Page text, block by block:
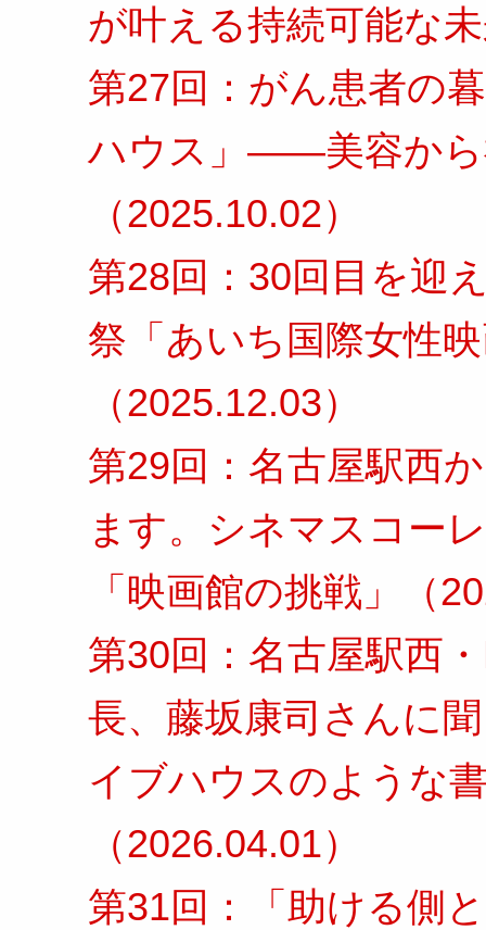
が叶える持続可能な
第27回：がん患者の
ハウス」――美容から
（2025.10.02）
第28回：30回目を迎
祭「あいち国際女性
（2025.12.03）
第29回：名古屋駅西
ます。シネマスコー
「映画館の挑戦」（
第30回：名古屋駅西
長、藤坂康司さんに
イブハウスのような
（2026.04.01）
第31回：「助ける側